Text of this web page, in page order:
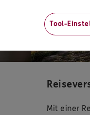
Mit einer
Tool-